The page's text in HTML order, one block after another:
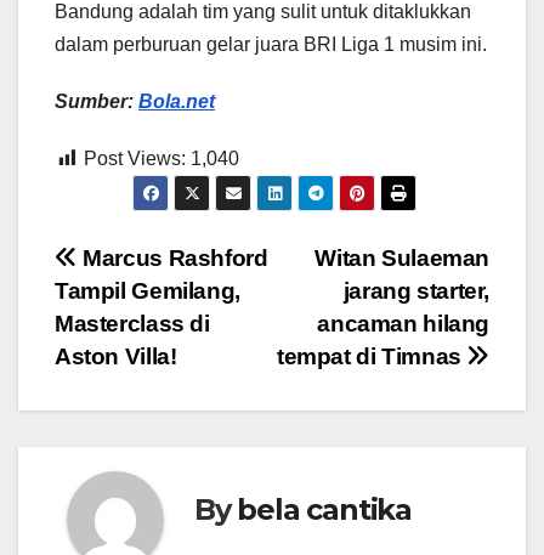
Bandung adalah tim yang sulit untuk ditaklukkan
dalam perburuan gelar juara BRI Liga 1 musim ini.
Sumber: Bola.net
Post Views: 1,040
Post
navigation
Witan Sulaeman
jarang starter,
ancaman hilang
tempat di Timnas
Marcus Rashford
Tampil Gemilang,
Masterclass di
Aston Villa!
Bybela cantika